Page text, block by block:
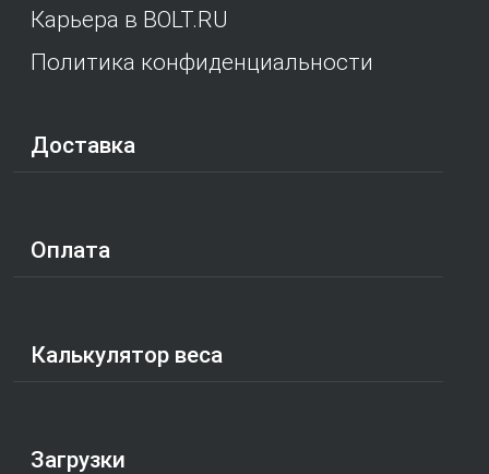
Карьера в BOLT.RU
Политика конфиденциальности
Доставка
Оплата
Калькулятор веса
Загрузки